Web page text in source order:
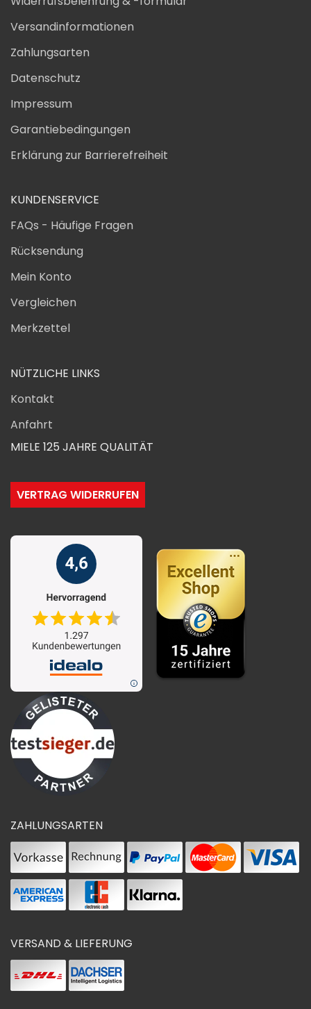
Versandinformationen
Zahlungsarten
Datenschutz
Impressum
Garantiebedingungen
Erklärung zur Barrierefreiheit
KUNDENSERVICE
FAQs - Häufige Fragen
Rücksendung
Mein Konto
Vergleichen
Merkzettel
NÜTZLICHE LINKS
Kontakt
Anfahrt
MIELE 125 JAHRE QUALITÄT
VERTRAG WIDERRUFEN
ZAHLUNGSARTEN
VERSAND & LIEFERUNG